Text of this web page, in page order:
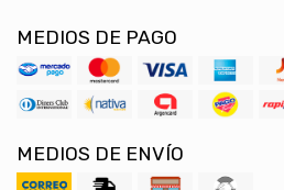
MEDIOS DE PAGO
MEDIOS DE ENVÍO